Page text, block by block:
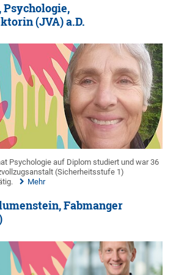
Psychologie,
(JVA) a.D.
Psychologie auf Diplom studiert und war 36
(Sicherheitsstufe 1)
Mehr
Fabmanger